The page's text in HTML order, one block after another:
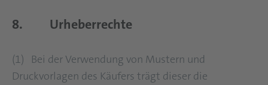
8. Urheberrechte
(1) Bei der Verwendung von Mustern und
Druckvorlagen des Käufers trägt dieser die